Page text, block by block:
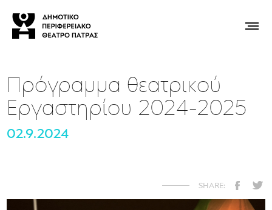
Πρόγραμμα θεατρικού
Εργαστηρίου 2024-2025
02.9.2024